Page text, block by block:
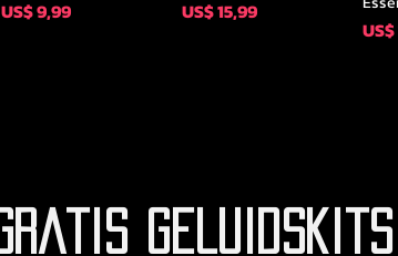
Prijs
US$ 9,99 Prijs
US$ 15,99
Gratis geluidskits